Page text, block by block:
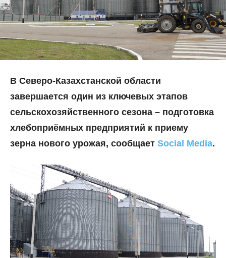
В Северо-Казахстанской области
завершается один из ключевых этапов
сельскохозяйственного сезона – подготовка
хлебоприёмных предприятий к приему
зерна нового урожая, сообщает Social Media.